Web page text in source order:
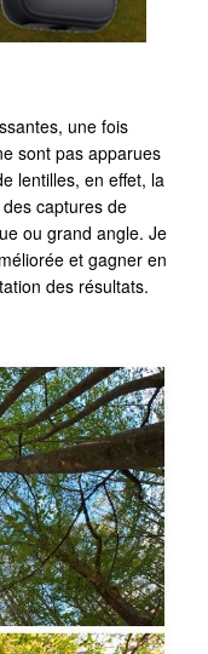
une fois
sont pas apparues
lentilles, en effet, la
captures de
ou grand angle. Je
et gagner en
des résultats.